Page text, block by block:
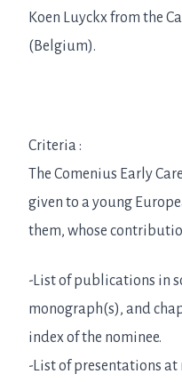
Koen Luyckx from the
(Belgium).
Criteria :
The Comenius Early
given to a young
them, whose
-List of publications in
monograph(s), and
index of the nominee.
-List of presentations